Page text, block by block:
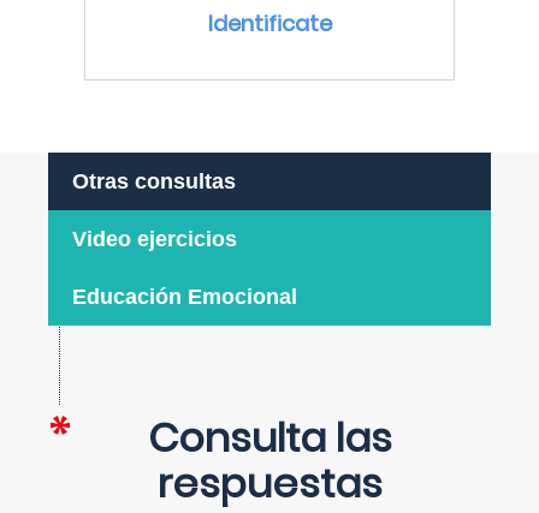
Identificate
Otras consultas
Video ejercicios
Educación Emocional
Consulta las
respuestas